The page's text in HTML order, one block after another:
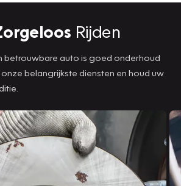
Rijden
betrouwbare auto is goed onderhoud
belangrijkste diensten en houd uw